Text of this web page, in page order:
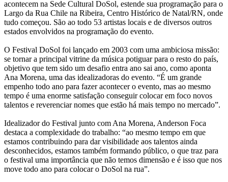
acontecem na Sede Cultural DoSol, estende sua programação para o
Largo da Rua Chile na Ribeira, Centro Histórico de Natal/RN, onde
tudo começou. São ao todo 53 artistas locais e de diversos outros
estados envolvidos na programação do evento.
O Festival DoSol foi lançado em 2003 com uma ambiciosa missão:
se tornar a principal vitrine da música potiguar para o resto do país,
objetivo que tem sido um desafio entra ano sai ano, como aponta
Ana Morena, uma das idealizadoras do evento. “É um grande
empenho todo ano para fazer acontecer o evento, mas ao mesmo
tempo é uma enorme satisfação conseguir colocar em foco novos
talentos e reverenciar nomes que estão há mais tempo no mercado”.
Idealizador do Festival junto com Ana Morena, Anderson Foca
destaca a complexidade do trabalho: “ao mesmo tempo em que
estamos contribuindo para dar visibilidade aos talentos ainda
desconhecidos, estamos também formando público, o que traz para
o festival uma importância que não temos dimensão e é isso que nos
move todo ano para colocar o DoSol na rua”.